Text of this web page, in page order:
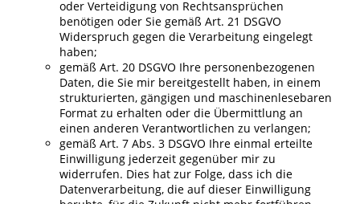
oder Verteidigung von Rechtsansprüchen
benötigen oder Sie gemäß Art. 21 DSGVO
Widerspruch gegen die Verarbeitung eingelegt
haben;
gemäß Art. 20 DSGVO Ihre personenbezogenen
Daten, die Sie mir bereitgestellt haben, in einem
strukturierten, gängigen und maschinenlesebaren
Format zu erhalten oder die Übermittlung an
einen anderen Verantwortlichen zu verlangen;
gemäß Art. 7 Abs. 3 DSGVO Ihre einmal erteilte
Einwilligung jederzeit gegenüber mir zu
widerrufen. Dies hat zur Folge, dass ich die
Datenverarbeitung, die auf dieser Einwilligung